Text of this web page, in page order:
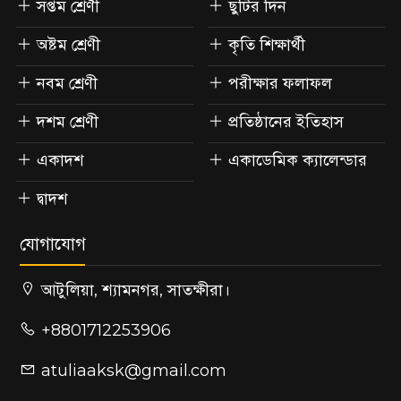
সপ্তম শ্রেণী
অষ্টম শ্রেণী
নবম শ্রেণী
দশম শ্রেণী
একাদশ
দ্বাদশ
ছুটির দিন
কৃতি শিক্ষার্থী
পরীক্ষার ফলাফল
প্রতিষ্ঠানের ইতিহাস
একাডেমিক ক্যালেন্ডার
যোগাযোগ
আটুলিয়া, শ্যামনগর, সাতক্ষীরা।
+8801712253906
atuliaaksk@gmail.com